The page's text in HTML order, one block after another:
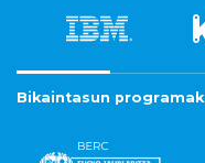
Bikaintasun programak